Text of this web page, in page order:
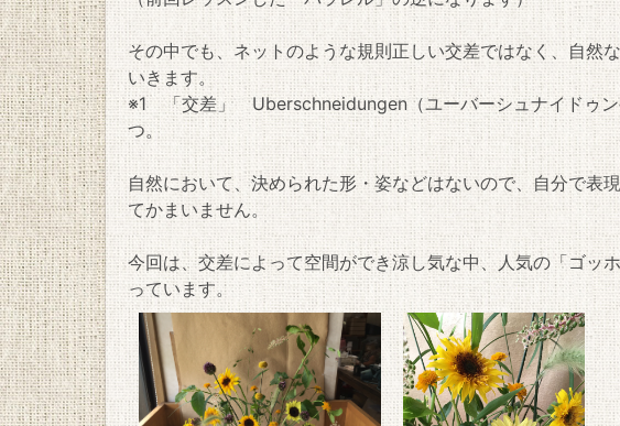
その中でも、ネットのような規則正しい交差ではなく、自然
いきます。
※1 「交差」 Uberschneidungen（ユーバーシュナイドゥ
つ。
自然において、決められた形・姿などはないので、自分で表
てかまいません。
今回は、交差によって空間ができ涼し気な中、人気の「ゴッ
っています。